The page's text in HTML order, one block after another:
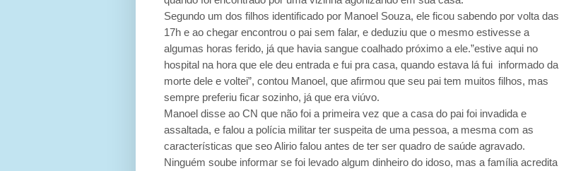
Segundo um dos filhos identificado por Manoel Souza, ele ficou sabendo por volta das
17h e ao chegar encontrou o pai sem falar, e deduziu que o mesmo estivesse a
algumas horas ferido, já que havia sangue coalhado próximo a ele.”estive aqui no
hospital na hora que ele deu entrada e fui pra casa, quando estava lá fui informado da
morte dele e voltei”, contou Manoel, que afirmou que seu pai tem muitos filhos, mas
sempre preferiu ficar sozinho, já que era viúvo.
Manoel disse ao CN que não foi a primeira vez que a casa do pai foi invadida e
assaltada, e falou a polícia militar ter suspeita de uma pessoa, a mesma com as
características que seo Alirio falou antes de ter ser quadro de saúde agravado.
Ninguém soube informar se foi levado algum dinheiro do idoso, mas a família acredita